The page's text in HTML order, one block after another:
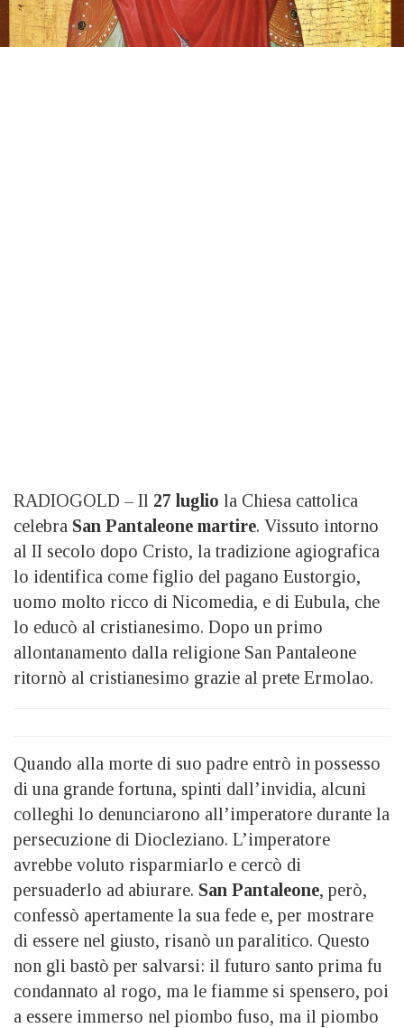
RADIOGOLD – Il 27 luglio la Chiesa cattolica
celebra San Pantaleone martire. Vissuto intorno
al II secolo dopo Cristo, la tradizione agiografica
lo identifica come figlio del pagano Eustorgio,
uomo molto ricco di Nicomedia, e di Eubula, che
lo educò al cristianesimo. Dopo un primo
allontanamento dalla religione San Pantaleone
ritornò al cristianesimo grazie al prete Ermolao.
Quando alla morte di suo padre entrò in possesso
di una grande fortuna, spinti dall’invidia, alcuni
colleghi lo denunciarono all’imperatore durante la
persecuzione di Diocleziano. L’imperatore
avrebbe voluto risparmiarlo e cercò di
persuaderlo ad abiurare. San Pantaleone, però,
confessò apertamente la sua fede e, per mostrare
di essere nel giusto, risanò un paralitico. Questo
non gli bastò per salvarsi: il futuro santo prima fu
condannato al rogo, ma le fiamme si spensero, poi
a essere immerso nel piombo fuso, ma il piombo